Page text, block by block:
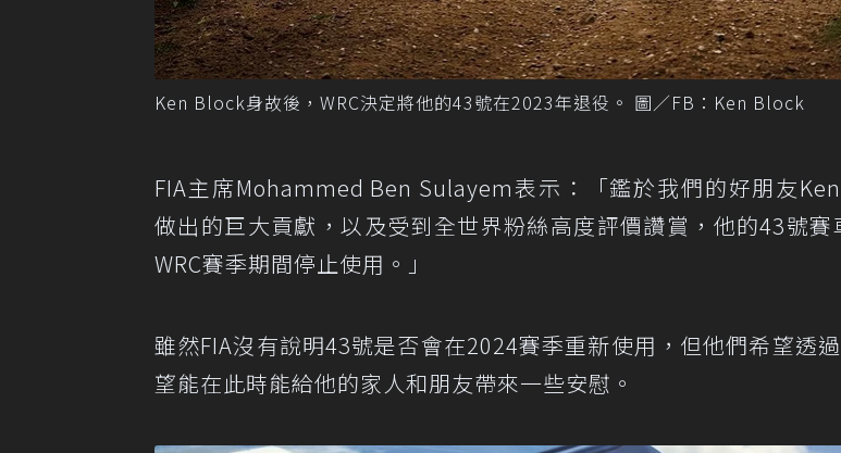
Ken Block身故後，WRC決定將他的43號在2023年退役。 圖／FB：Ken Block
FIA主席Mohammed Ben Sulayem表示：「鑑於我們的好朋友
做出的巨大貢獻，以及受到全世界粉絲高度評價讚賞，他的43號
WRC賽季期間停止使用。」
雖然FIA沒有說明43號是否會在2024賽季重新使用，但他們希望透
望能在此時能給他的家人和朋友帶來一些安慰。